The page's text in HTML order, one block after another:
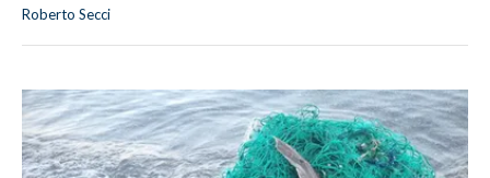
Roberto Secci